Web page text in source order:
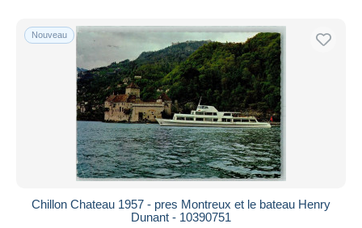
Nouveau
Chillon Chateau 1957 - pres Montreux et le bateau Henry
Dunant - 10390751